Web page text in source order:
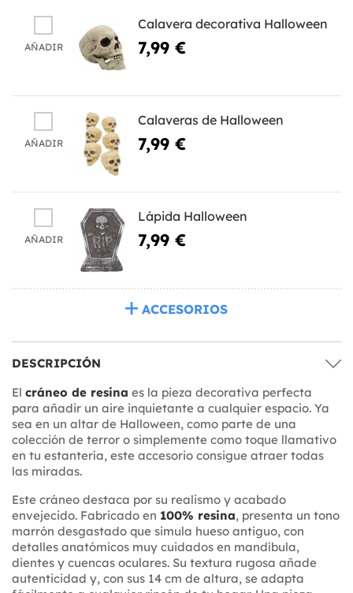
AÑADIR
Calavera decorativa Halloween
7,99 €
AÑADIR
Calaveras de Halloween
7,99 €
AÑADIR
Lápida Halloween
7,99 €
ACCESORIOS
DESCRIPCIÓN
El cráneo de resina es la pieza decorativa perfecta
para añadir un aire inquietante a cualquier espacio. Ya
sea en un altar de Halloween, como parte de una
colección de terror o simplemente como toque llamativo
en tu estantería, este accesorio consigue atraer todas
las miradas.
Este cráneo destaca por su realismo y acabado
envejecido. Fabricado en 100% resina, presenta un tono
marrón desgastado que simula hueso antiguo, con
detalles anatómicos muy cuidados en mandíbula,
dientes y cuencas oculares. Su textura rugosa añade
autenticidad y, con sus 14 cm de altura, se adapta